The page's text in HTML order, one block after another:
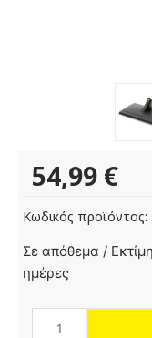
54,99 €
Κωδικός προϊόντος:
Σε απόθεμα /
ημέρες
Εξάρτημα
ταπετσαριών